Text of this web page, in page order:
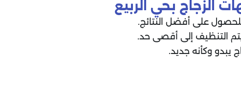
الزجاج بحي الربيع
على أفضل النتائج.
التنظيف إلى أقصى حد.
يبدو وكأنه جديد.